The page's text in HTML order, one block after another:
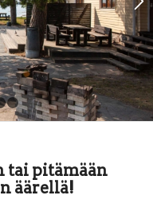
1 2 3 4 5 6 7
tai pitämään
äärellä!